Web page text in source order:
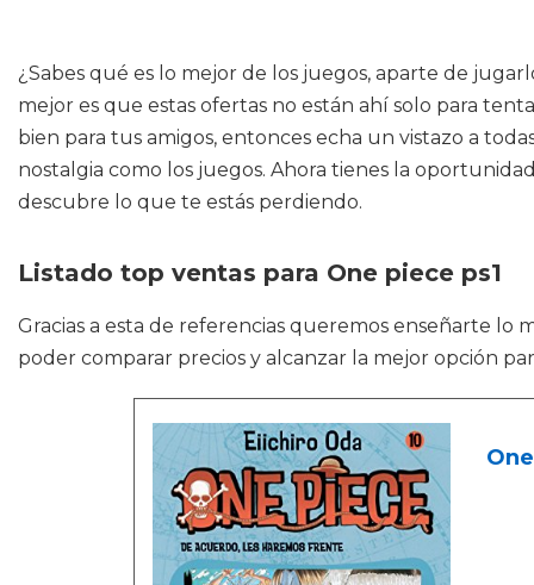
¿Sabes qué es lo mejor de los juegos, aparte de
mejor es que estas ofertas no están ahí solo para
bien para tus amigos, entonces echa un vistazo a
nostalgia como los juegos. Ahora tienes la
descubre lo que te estás perdiendo.
Listado top ventas para One piece ps1
Gracias a esta de referencias queremos enseñarte lo
poder comparar precios y alcanzar la mejor opción